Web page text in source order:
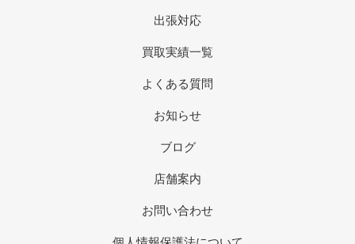
出張対応
買取実績一覧
よくある質問
お知らせ
ブログ
店舗案内
お問い合わせ